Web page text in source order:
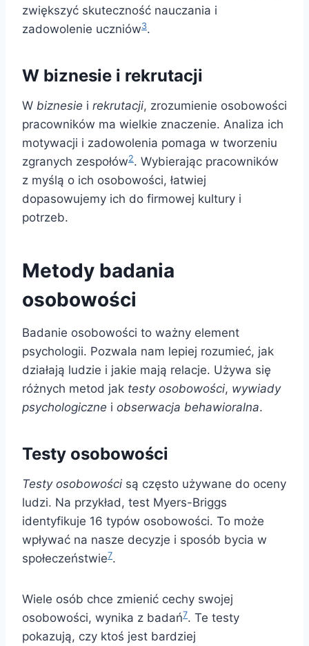
zwiększyć skuteczność nauczania i
zadowolenie uczniów3.
W biznesie i rekrutacji
W biznesie i rekrutacji, zrozumienie osobowości
pracowników ma wielkie znaczenie. Analiza ich
motywacji i zadowolenia pomaga w tworzeniu
zgranych zespołów2. Wybierając pracowników
z myślą o ich osobowości, łatwiej
dopasowujemy ich do firmowej kultury i
potrzeb.
Metody badania
osobowości
Badanie osobowości to ważny element
psychologii. Pozwala nam lepiej rozumieć, jak
działają ludzie i jakie mają relacje. Używa się
różnych metod jak testy osobowości, wywiady
psychologiczne i obserwacja behawioralna.
Testy osobowości
Testy osobowości są często używane do oceny
ludzi. Na przykład, test Myers-Briggs
identyfikuje 16 typów osobowości. To może
wpływać na nasze decyzje i sposób bycia w
społeczeństwie7.
Wiele osób chce zmienić cechy swojej
osobowości, wynika z badań7. Te testy
pokazują, czy ktoś jest bardziej